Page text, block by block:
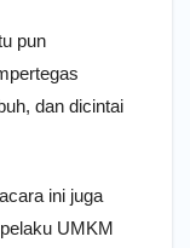
pun
dan dicintai
ini juga
UMKM